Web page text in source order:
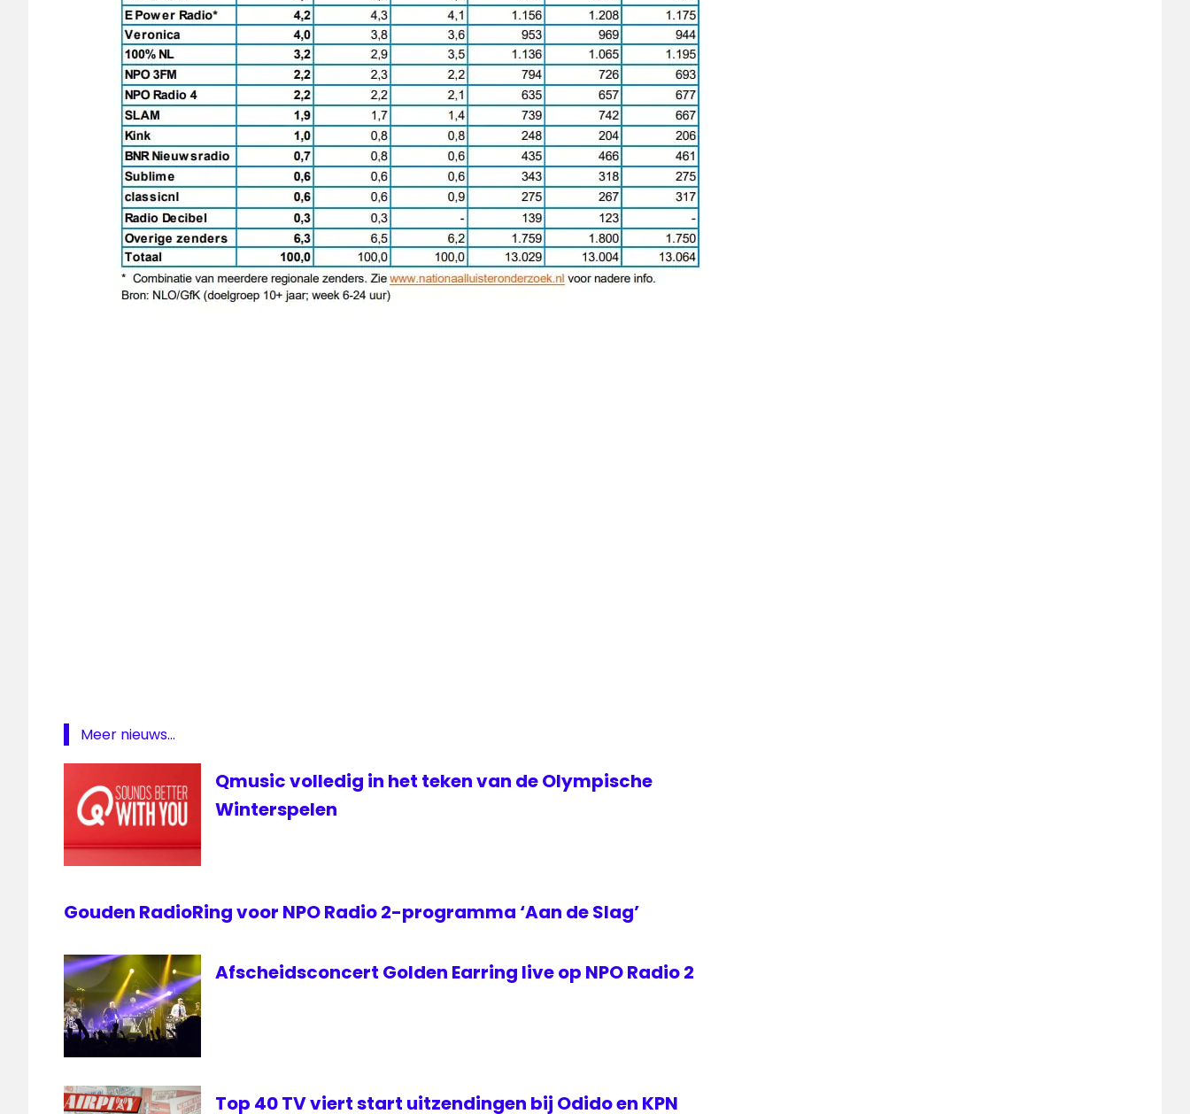
Meer nieuws...
Qmusic volledig in het teken van de Olympische
Winterspelen
Gouden RadioRing voor NPO Radio 2-programma ‘Aan de Slag’
Afscheidsconcert Golden Earring live op NPO Radio 2
Top 40 TV viert start uitzendingen bij Odido en KPN